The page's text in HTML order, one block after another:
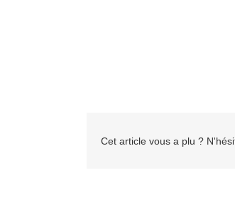
Cet article vous a plu ?